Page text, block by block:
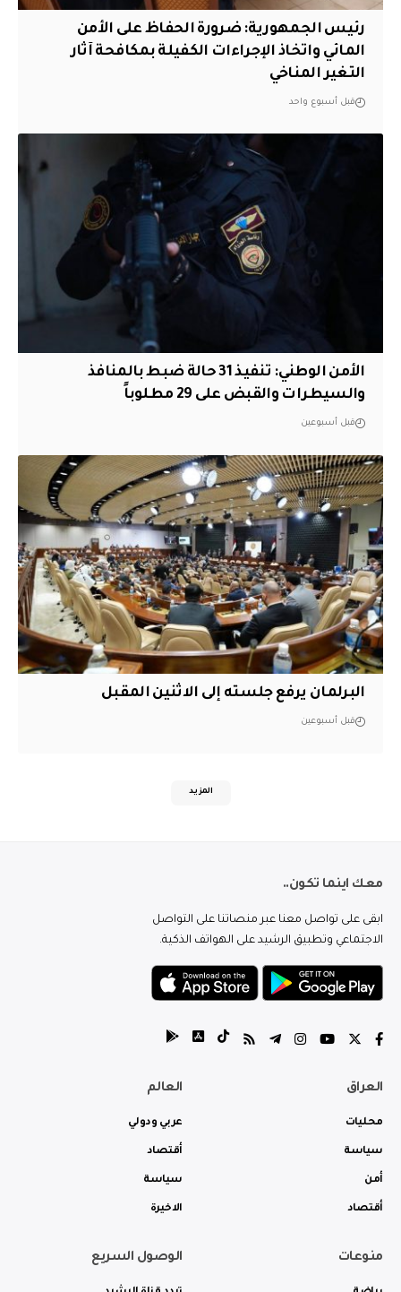
رئيس الجمهورية: ضرورة الحفاظ على الأمن
المائي واتخاذ الإجراءات الكفيلة بمكافحة آثار
التغير المناخي
قبل أسبوع واحد
الأمن الوطني: تنفيذ 31 حالة ضبط بالمنافذ
والسيطرات والقبض على 29 مطلوباً
قبل أسبوعين
البرلمان يرفع جلسته إلى الاثنين المقبل
قبل أسبوعين
المزيد
معك اينما تكون..
ابقى على تواصل معنا عبر منصاتنا على التواصل
الاجتماعي وتطبيق الرشيد على الهواتف الذكية.
العراق
محليات
سياسة
أمن
أقتصاد
العالم
عربي ودولي
أقتصاد
سياسة
الاخيرة
منوعات الوصول السريع